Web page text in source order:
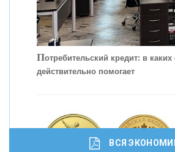
Скорость - один из
кредитовании бизнеса -
Потребительский кредит: в каких
действительно помогает
ВСЯ